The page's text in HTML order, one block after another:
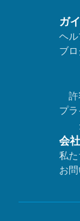
ガ
ヘ
ブ
プ
会社
私
お